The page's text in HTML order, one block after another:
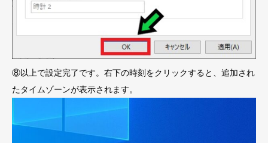
⑧以上で設定完了です。右下の時刻をクリックすると、追加され
たタイムゾーンが表示されます。